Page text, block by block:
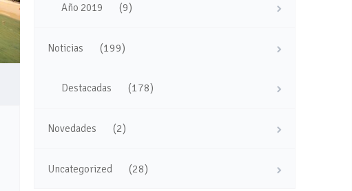
Año 2019 (9)
Noticias (199)
Destacadas (178)
Novedades (2)
Uncategorized (28)